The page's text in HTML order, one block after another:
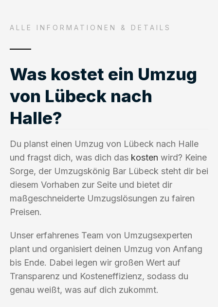
ALLE INFORMATIONEN & DETAILS
Was kostet ein Umzug
von Lübeck nach
Halle?
Du planst einen Umzug von Lübeck nach Halle
und fragst dich, was dich das kosten wird? Keine
Sorge, der Umzugskönig Bar Lübeck steht dir bei
diesem Vorhaben zur Seite und bietet dir
maßgeschneiderte Umzugslösungen zu fairen
Preisen.
Unser erfahrenes Team von Umzugsexperten
plant und organisiert deinen Umzug von Anfang
bis Ende. Dabei legen wir großen Wert auf
Transparenz und Kosteneffizienz, sodass du
genau weißt, was auf dich zukommt.